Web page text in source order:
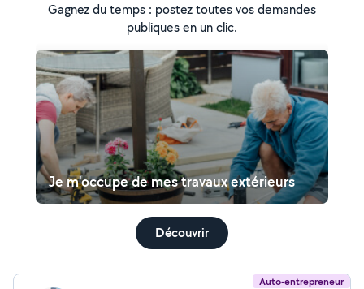
Gagnez du temps : postez toutes vos demandes
publiques en un clic.
Je m'occupe de mes travaux extérieurs
Découvrir
Auto-entrepreneur